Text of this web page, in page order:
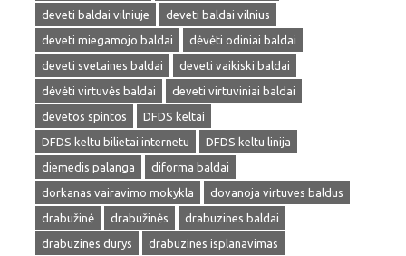
deveti baldai vilniuje
deveti baldai vilnius
deveti miegamojo baldai
dėvėti odiniai baldai
deveti svetaines baldai
deveti vaikiski baldai
dėvėti virtuvės baldai
deveti virtuviniai baldai
devetos spintos
DFDS keltai
DFDS keltu bilietai internetu
DFDS keltu linija
diemedis palanga
diforma baldai
dorkanas vairavimo mokykla
dovanoja virtuves baldus
drabužinė
drabužinės
drabuzines baldai
drabuzines durys
drabuzines isplanavimas